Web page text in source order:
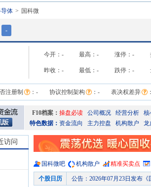
体 国科微
-
今开： - 最高： - 涨停： -
昨收： - 最低： - 跌停： -
注册制 ： - 协议控制架构 ： - 表决权差异
F10档案： 操盘必读 公司概况 经营分析
核
特色数据： 资金流向 主力控盘 机构散户 龙
访问
国科微吧 机构散户 精准买卖点
个股日历
公告：2026年07月23日发布
股权质押：截止2026年07月17